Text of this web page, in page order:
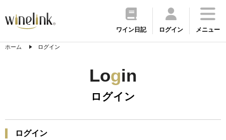
ワイン日記 ログイン メニュー
ホーム ログイン
Login
ログイン
ログイン